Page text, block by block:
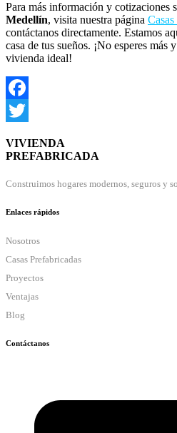
Para más información y cotizaciones
Medellín, visita nuestra página
contáctanos directamente. Estamos
casa de tus sueños. ¡No esperes más
vivienda ideal!
Facebook
VIVIENDA
PREFABRICADA
Construimos hogares modernos, seguros y
Enlaces rápidos
Nosotros
Casas Prefabricadas
Proyectos
Ventajas
Blog
Contáctanos